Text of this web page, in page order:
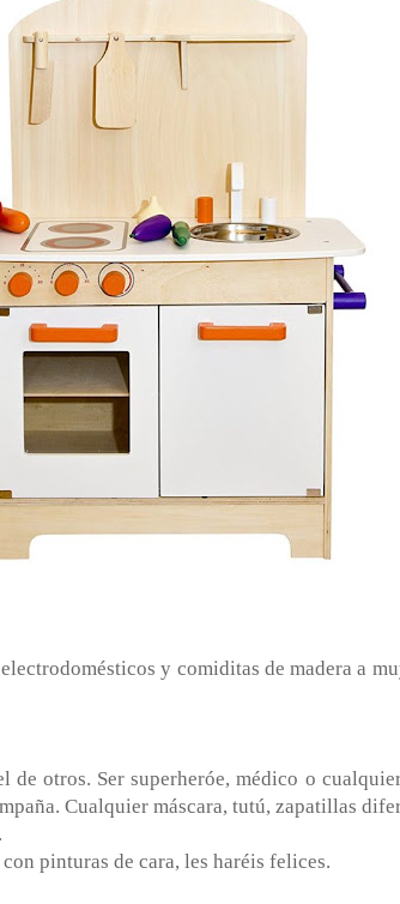
y comiditas de madera a
de otros. Ser superheróe, médico o
Cualquier máscara, tutú, zapatillas
pinturas de cara, les haréis felices.